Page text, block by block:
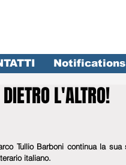
Notifications
L'ALTRO!
Tullio Barboni continua la sua
italiano.